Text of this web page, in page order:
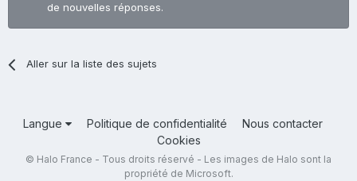
de nouvelles réponses.
Aller sur la liste des sujets
Langue Politique de confidentialité
Nous contacter
Cookies
© Halo France - Tous droits réservé - Les images de Halo sont la
propriété de Microsoft.